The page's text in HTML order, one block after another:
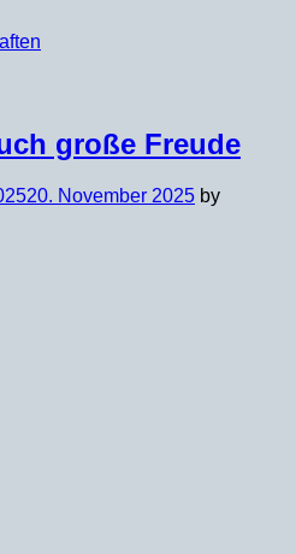
große Freude
20. November 2025 by